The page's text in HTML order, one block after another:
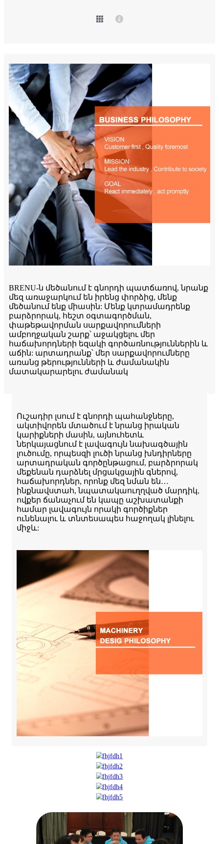
BRENU-ն մեծանում է գնորդի պատճառով, նրանք
մեզ առաջարկում են իրենց փորձից, մենք
մեծանում ենք միասին: Մենք կտրամադրենք
բարձրորակ, հեշտ օգտագործման,
փաթեթավորման սարքավորումների
ամբողջական շարք՝ աջակցելու մեր
հաճախորդների եզակի գործառնություններին և
աճին: արտադրանք՝ մեր սարքավորումները
առանց թերությունների և ժամանակին
մատակարարելու ժամանակ
Ուշադիր լսում է գնորդի պահանջները,
ակտիվորեն մտածում է նրանց իրական
կարիքների մասին, այնուհետև
ներկայացնում է լավագույն նախագծային
լուծումը, որպեսզի լուծի նրանց խնդիրները
արտադրական գործընթացում, բարձրորակ
մեքենան դարձնել մրցակցային գներով,
հաճախորդներ, որոնք մեզ նման են…
ինքնավստահ, նպատակաուղղված մարդիկ,
ովքեր ճանաչում են կապը աշխատանքի
համար լավագույն որակի գործիքներ
ունենալու և տնտեսապես հաջողակ լինելու
միջև: